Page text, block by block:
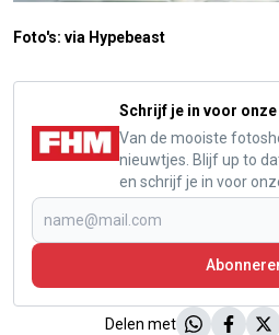
Foto's: via Hypebeast
Schrijf je in voor
Van de mooiste
nieuwtjes. Blijf up to
en schrijf je in voor
Delen met